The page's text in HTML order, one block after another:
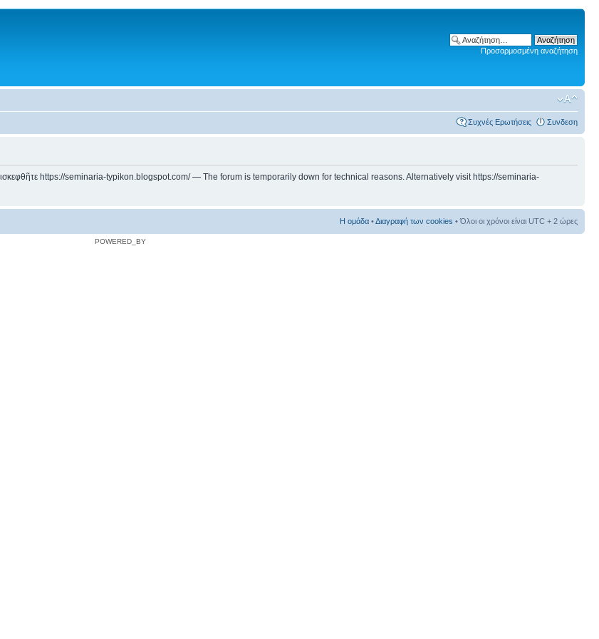
Προσαρμοσμένη αναζήτηση
Συχνές Ερωτήσεις Συνδεση
ἐπισκεφθῆτε https://seminaria-typikon.blogspot.com/ — The forum is temporarily down for technical reasons. Alternatively visit https://seminaria-
Η ομάδα •Διαγραφή των cookies • Όλοι οι χρόνοι είναι UTC + 2 ώρες
POWERED_BY